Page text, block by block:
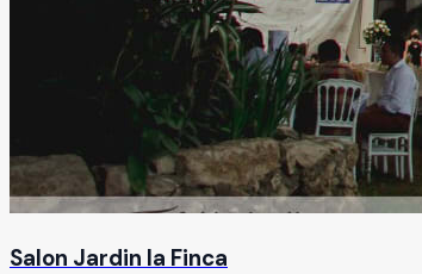
Salon Jardin la Finca